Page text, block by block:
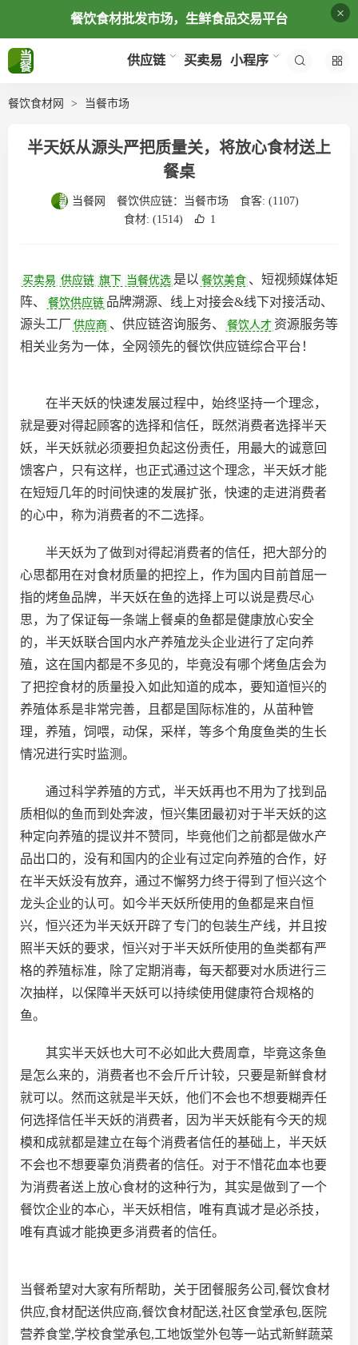
餐饮食材批发市场，生鲜食品交易平台 ×
供应链 买卖易 小程序
餐饮食材网 当餐市场
半天妖从源头严把质量关，将放心食材送上
餐桌
当餐网 餐饮供应链： 当餐市场 食客: (1107)
食材: (1514) 1
买卖易 供应链 旗下 当餐优选 是以 餐饮美食 、短视频媒体矩
阵、
餐饮供应链 品牌溯源、线上对接会&线下对接活动、
源头工厂 供应商 、供应链咨询服务、 餐饮人才 资源服务等
相关业务为一体，全网领先的餐饮供应链综合平台‌！
在半天妖的快速发展过程中，始终坚持一个理念，
就是要对得起顾客的选择和信任，既然消费者选择半天
妖，半天妖就必须要担负起这份责任，用最大的诚意回
馈客户，只有这样，也正式通过这个理念，半天妖才能
在短短几年的时间快速的发展扩张，快速的走进消费者
的心中，称为消费者的不二选择。
半天妖为了做到对得起消费者的信任，把大部分的
心思都用在对食材质量的把控上，作为国内目前首屈一
指的烤鱼品牌，半天妖在鱼的选择上可以说是费尽心
思，为了保证每一条端上餐桌的鱼都是健康放心安全
的，半天妖联合国内水产养殖龙头企业进行了定向养
殖，这在国内都是不多见的，毕竟没有哪个烤鱼店会为
了把控食材的质量投入如此知道的成本，要知道恒兴的
养殖体系是非常完善，且都是国际标准的，从苗种管
理，养殖，饲喂，动保，采样，等多个角度鱼类的生长
情况进行实时监测。
通过科学养殖的方式，半天妖再也不用为了找到品
质相似的鱼而到处奔波，恒兴集团最初对于半天妖的这
种定向养殖的提议并不赞同，毕竟他们之前都是做水产
品出口的，没有和国内的企业有过定向养殖的合作，好
在半天妖没有放弃，通过不懈努力终于得到了恒兴这个
龙头企业的认可。如今半天妖所使用的鱼都是来自恒
兴，恒兴还为半天妖开辟了专门的包装生产线，并且按
照半天妖的要求，恒兴对于半天妖所使用的鱼类都有严
格的养殖标准，除了定期消毒，每天都要对水质进行三
次抽样，以保障半天妖可以持续使用健康符合规格的
鱼。
其实半天妖也大可不必如此大费周章，毕竟这条鱼
是怎么来的，消费者也不会斤斤计较，只要是新鲜食材
就可以。然而这就是半天妖，他们不会也不想要糊弄任
何选择信任半天妖的消费者，因为半天妖能有今天的规
模和成就都是建立在每个消费者信任的基础上，半天妖
不会也不想要辜负消费者的信任。对于不惜花血本也要
为消费者送上放心食材的这种行为，其实是做到了一个
餐饮企业的本心，半天妖相信，唯有真诚才是必杀技，
唯有真诚才能换更多消费者的信任。
当餐希望对大家有所帮助，关于团餐服务公司,餐饮食材
供应,食材配送供应商,餐饮食材配送,社区食堂承包,医院
营养食堂,学校食堂承包,工地饭堂外包等一站式新鲜蔬菜